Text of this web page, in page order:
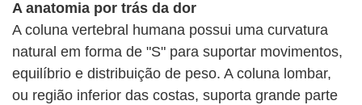
A anatomia por trás da dor
A coluna vertebral humana possui uma curvatura
natural em forma de "S" para suportar movimentos,
equilíbrio e distribuição de peso. A coluna lombar,
ou região inferior das costas, suporta grande parte